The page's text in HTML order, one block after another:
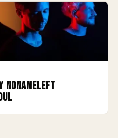
Artistas📍 Locales📰 Magazine
NoNameLeft